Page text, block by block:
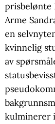
prisbelønte
Arme
en
kvinnelig
av
kulminerer i